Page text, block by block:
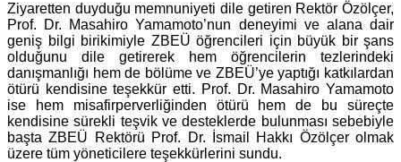
Ziyaretten duyduğu memnuniyeti dile getiren Rektör Özölçer,
Prof. Dr. Masahiro Yamamoto’nun deneyimi ve alana dair
geniş bilgi birikimiyle ZBEÜ öğrencileri için büyük bir şans
olduğunu dile getirerek hem öğrencilerin tezlerindeki
danışmanlığı hem de bölüme ve ZBEÜ’ye yaptığı katkılardan
ötürü kendisine teşekkür etti. Prof. Dr. Masahiro Yamamoto
ise hem misafirperverliğinden ötürü hem de bu süreçte
kendisine sürekli teşvik ve desteklerde bulunması sebebiyle
başta ZBEÜ Rektörü Prof. Dr. İsmail Hakkı Özölçer olmak
üzere tüm yöneticilere teşekkürlerini sundu.